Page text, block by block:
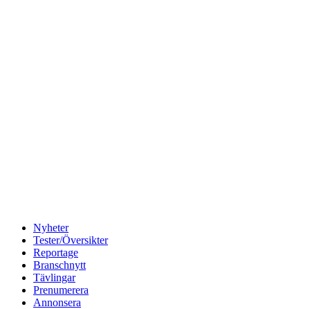
Nyheter
Tester/Översikter
Reportage
Branschnytt
Tävlingar
Prenumerera
Annonsera